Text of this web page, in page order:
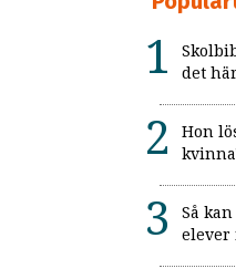
det
Hon
Så
elever